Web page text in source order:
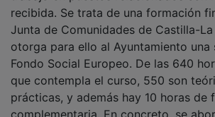
Junta de Comunidades de Castilla-La
otorga para ello al Ayuntamiento una
Fondo Social Europeo. De las 640
que contempla el curso, 550 son
prácticas, y además hay 10 horas de
complementaria. En concreto, se